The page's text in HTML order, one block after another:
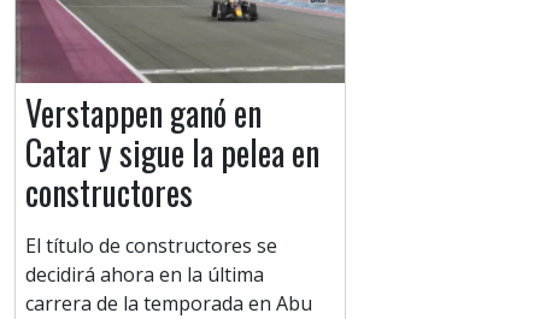
Verstappen ganó en
Catar y sigue la pelea en
constructores
El título de constructores se
decidirá ahora en la última
carrera de la temporada en Abu